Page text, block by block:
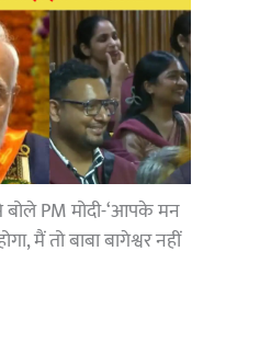
बोले PM मोदी-‘आपके मन
मैं तो बाबा बागेश्वर नहीं